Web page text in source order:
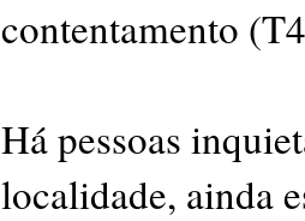
contentamento
Há pessoas
localidade, ainda